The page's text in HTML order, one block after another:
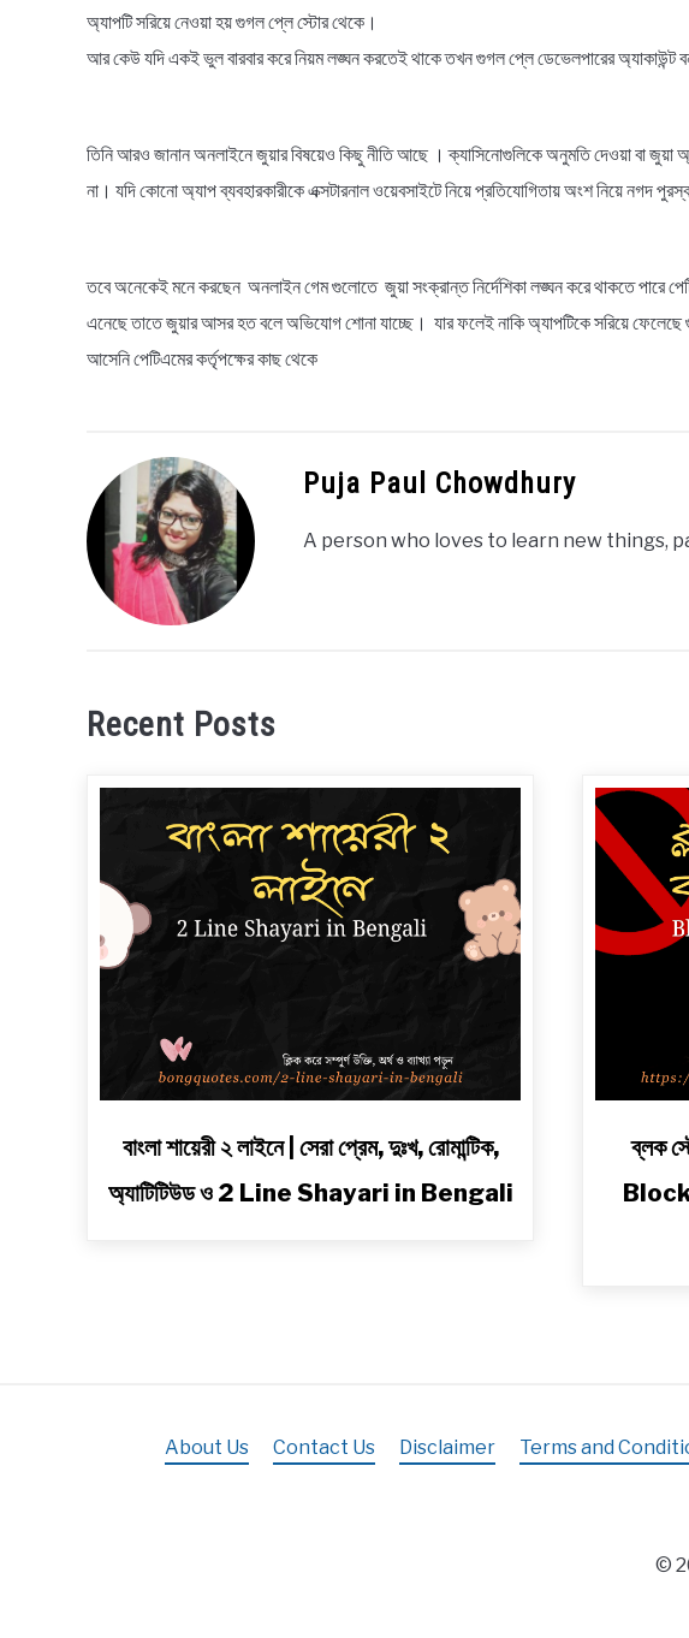
অ্যাপটি সরিয়ে নেওয়া হয় গুগল প্লে স্টোর থেকে।
আর কেউ যদি একই ভুল বারবার করে নিয়ম লঙ্ঘন করতেই থাকে তখন গুগল প্লে ডেভেলপারের অ্যাকাউন্ট
তিনি আরও জানান অনলাইনে জুয়ার বিষয়েও কিছু নীতি আছে । ক্যাসিনোগুলিকে অনুমতি দেওয়া বা জুয়া
না। যদি কোনো অ্যাপ ব্যবহারকারীকে এক্সটারনাল ওয়েবসাইটে নিয়ে প্রতিযোগিতায় অংশ নিয়ে নগদ
তবে অনেকেই মনে করছেন অনলাইন গেম গুলোতে জুয়া সংক্রান্ত নির্দেশিকা লঙ্ঘন করে থাকতে পারে
এনেছে তাতে জুয়ার আসর হত বলে অভিযোগ শোনা যাচ্ছে। যার ফলেই নাকি অ্যাপটিকে সরিয়ে
আসেনি পেটিএমের কর্তৃপক্ষের কাছ থেকে
Puja Paul Chowdhury
A person who loves to learn new things,
Recent Posts
link
বাংলা
অ্যাটিটিউড
বাংলা শায়েরী ২ লাইনে | সেরা প্রেম, দুঃখ, রোমান্টিক,
অ্যাটিটিউড ও 2 Line Shayari in Bengali
Bangla,
Quotes
ব্লক
About Us Contact Us Disclaimer Terms and
©